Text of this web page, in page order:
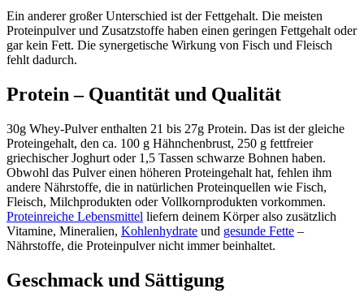
Ein anderer großer Unterschied ist der Fettgehalt. Die meisten
Proteinpulver und Zusatzstoffe haben einen geringen Fettgehalt oder
gar kein Fett. Die synergetische Wirkung von Fisch und Fleisch
fehlt dadurch.
Protein – Quantität und Qualität
30g Whey-Pulver enthalten 21 bis 27g Protein. Das ist der gleiche
Proteingehalt, den ca. 100 g Hähnchenbrust, 250 g fettfreier
griechischer Joghurt oder 1,5 Tassen schwarze Bohnen haben.
Obwohl das Pulver einen höheren Proteingehalt hat, fehlen ihm
andere Nährstoffe, die in natürlichen Proteinquellen wie Fisch,
Fleisch, Milchprodukten oder Vollkornprodukten vorkommen.
Proteinreiche Lebensmittel liefern deinem Körper also zusätzlich
Vitamine, Mineralien, Kohlenhydrate und gesunde Fette –
Nährstoffe, die Proteinpulver nicht immer beinhaltet.
Geschmack und Sättigung